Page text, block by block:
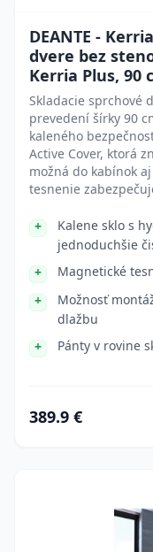
DEANTE -
dvere bez
Kerria Plus, 90
Skladacie sprchové
prevedení šírky 90
kaleného
Active Cover, ktorá
možná do kabínok
tesnenie
Kalene sklo s
jednoduchšie
Magnetické
Možnosť
dlažbu
Pánty v rovine
389.9 €